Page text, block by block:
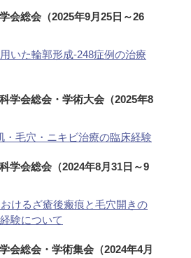
ニキビ・肌荒れ点滴は、皮脂の
美容点滴・美容注射 アレルギ
アレルギー点滴は、湿疹や皮膚
美容点滴・美容注射
会総会（2025年9月25日～26
いた輪郭形成-248症例の治療
学会総会・学術大会（2025年8
毛穴・ニキビ治療の臨床経験
学会総会（2024年8月31日～9
けるざ瘡後瘢痕と毛穴開きの
験について
会総会・学術集会（2024年4月